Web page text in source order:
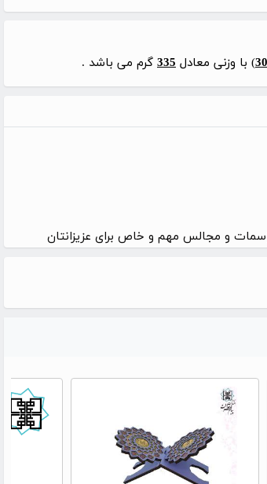
30) با وزنی معادل 335 گرم می باشد .